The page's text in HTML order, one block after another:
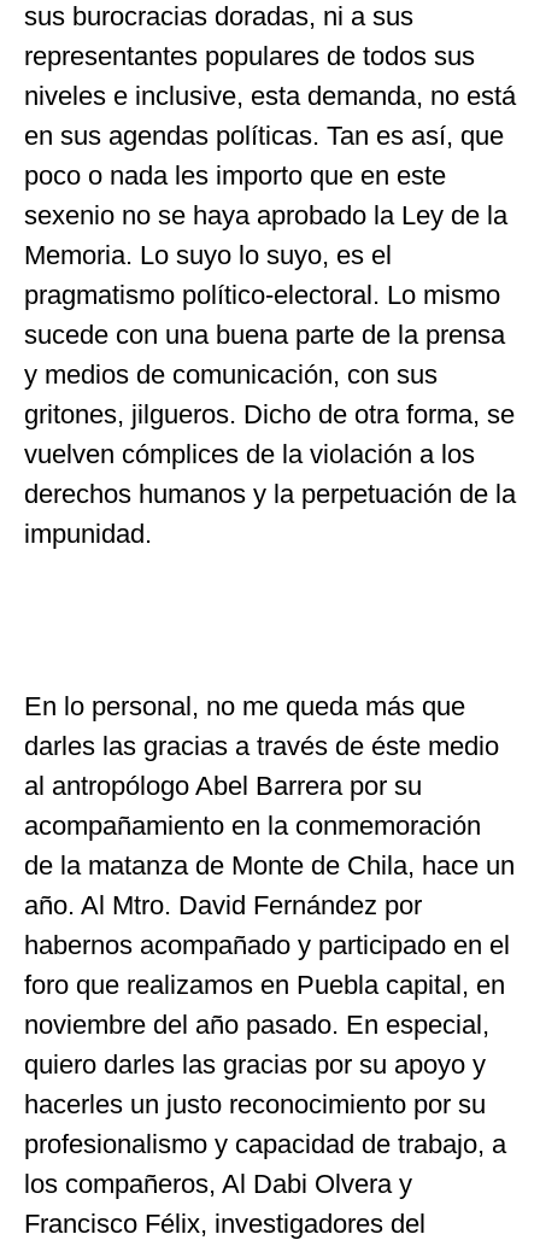
sus burocracias doradas, ni a sus
representantes populares de todos sus
niveles e inclusive, esta demanda, no está
en sus agendas políticas. Tan es así, que
poco o nada les importo que en este
sexenio no se haya aprobado la Ley de la
Memoria. Lo suyo lo suyo, es el
pragmatismo político-electoral. Lo mismo
sucede con una buena parte de la prensa
y medios de comunicación, con sus
gritones, jilgueros. Dicho de otra forma, se
vuelven cómplices de la violación a los
derechos humanos y la perpetuación de la
impunidad.
En lo personal, no me queda más que
darles las gracias a través de éste medio
al antropólogo Abel Barrera por su
acompañamiento en la conmemoración
de la matanza de Monte de Chila, hace un
año. Al Mtro. David Fernández por
habernos acompañado y participado en el
foro que realizamos en Puebla capital, en
noviembre del año pasado. En especial,
quiero darles las gracias por su apoyo y
hacerles un justo reconocimiento por su
profesionalismo y capacidad de trabajo, a
los compañeros, Al Dabi Olvera y
Francisco Félix, investigadores del